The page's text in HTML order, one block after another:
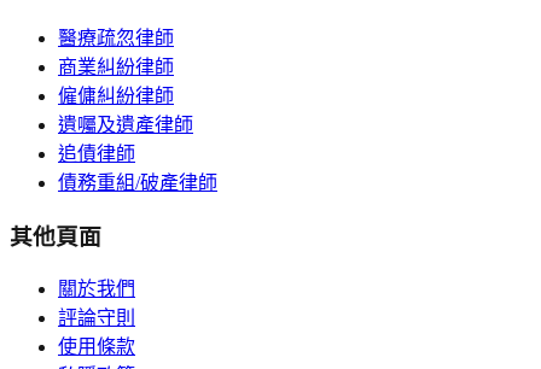
醫療疏忽律師
商業糾紛律師
僱傭糾紛律師
遺囑及遺產律師
追債律師
債務重組/破產律師
其他頁面
關於我們
評論守則
使用條款